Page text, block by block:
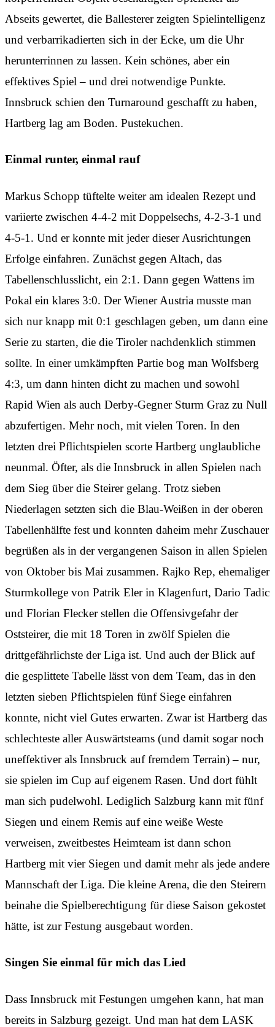
Abseits gewertet, die Ballesterer zeigten Spielintelligenz
und verbarrikadierten sich in der Ecke, um die Uhr
herunterrinnen zu lassen. Kein schönes, aber ein
effektives Spiel – und drei notwendige Punkte.
Innsbruck schien den Turnaround geschafft zu haben,
Hartberg lag am Boden. Pustekuchen.
Einmal runter, einmal rauf
Markus Schopp tüftelte weiter am idealen Rezept und
variierte zwischen 4-4-2 mit Doppelsechs, 4-2-3-1 und
4-5-1. Und er konnte mit jeder dieser Ausrichtungen
Erfolge einfahren. Zunächst gegen Altach, das
Tabellenschlusslicht, ein 2:1. Dann gegen Wattens im
Pokal ein klares 3:0. Der Wiener Austria musste man
sich nur knapp mit 0:1 geschlagen geben, um dann eine
Serie zu starten, die die Tiroler nachdenklich stimmen
sollte. In einer umkämpften Partie bog man Wolfsberg
4:3, um dann hinten dicht zu machen und sowohl
Rapid Wien als auch Derby-Gegner Sturm Graz zu Null
abzufertigen. Mehr noch, mit vielen Toren. In den
letzten drei Pflichtspielen scorte Hartberg unglaubliche
neunmal. Öfter, als die Innsbruck in allen Spielen nach
dem Sieg über die Steirer gelang. Trotz sieben
Niederlagen setzten sich die Blau-Weißen in der oberen
Tabellenhälfte fest und konnten daheim mehr Zuschauer
begrüßen als in der vergangenen Saison in allen Spielen
von Oktober bis Mai zusammen. Rajko Rep, ehemaliger
Sturmkollege von Patrik Eler in Klagenfurt, Dario Tadic
und Florian Flecker stellen die Offensivgefahr der
Oststeirer, die mit 18 Toren in zwölf Spielen die
drittgefährlichste der Liga ist. Und auch der Blick auf
die gesplittete Tabelle lässt von dem Team, das in den
letzten sieben Pflichtspielen fünf Siege einfahren
konnte, nicht viel Gutes erwarten. Zwar ist Hartberg das
schlechteste aller Auswärtsteams (und damit sogar noch
uneffektiver als Innsbruck auf fremdem Terrain) – nur,
sie spielen im Cup auf eigenem Rasen. Und dort fühlt
man sich pudelwohl. Lediglich Salzburg kann mit fünf
Siegen und einem Remis auf eine weiße Weste
verweisen, zweitbestes Heimteam ist dann schon
Hartberg mit vier Siegen und damit mehr als jede andere
Mannschaft der Liga. Die kleine Arena, die den Steirern
beinahe die Spielberechtigung für diese Saison gekostet
hätte, ist zur Festung ausgebaut worden.
Singen Sie einmal für mich das Lied
Dass Innsbruck mit Festungen umgehen kann, hat man
bereits in Salzburg gezeigt. Und man hat dem LASK